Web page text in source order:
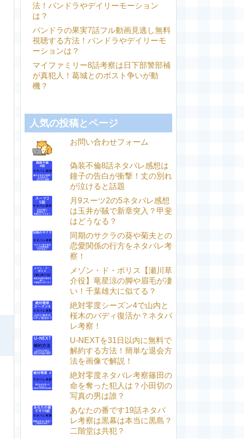
法！パンドラやデイリーモーション
は？
パンドラの果実7話フル動画見逃し無料
視聴する方法！パンドラやデイリーモ
ーションは？
マイファミリー8話考察は日下部警部補
が真犯人！葛城とのポスト争いが動
機？
人気の投稿とページ
お問い合わせフォーム
偽装不倫8話ネタバレ感想は
鐘子の告白が衝撃！丈の別れ
が泣けると話題
月9スーツ2の5ネタバレ感想
は玉井が馘で新章突入？甲斐
はどうなる？
同期のサクラの葵や菊夫との
恋愛関係の行方をネタバレ考
察！
メゾン・ド・ポリス【瀬川草
介役】竜星涼の脚や眉毛が凄
い！千葉雄大に似てる？
絶対零度シーズン4で山内と
桜木のバディ復活か？ネタバ
レ考察！
U-NEXTを31日以内に無料で
解約する方法！簡単な退会方
法を画像で解説！
絶対零度ネタバレ考察篠田の
命を奪った犯人は？小田切の
写真の男は誰？
あなたの番です19話ネタバ
レ考察は黒幕は本当に黒島？
二階堂は共犯？